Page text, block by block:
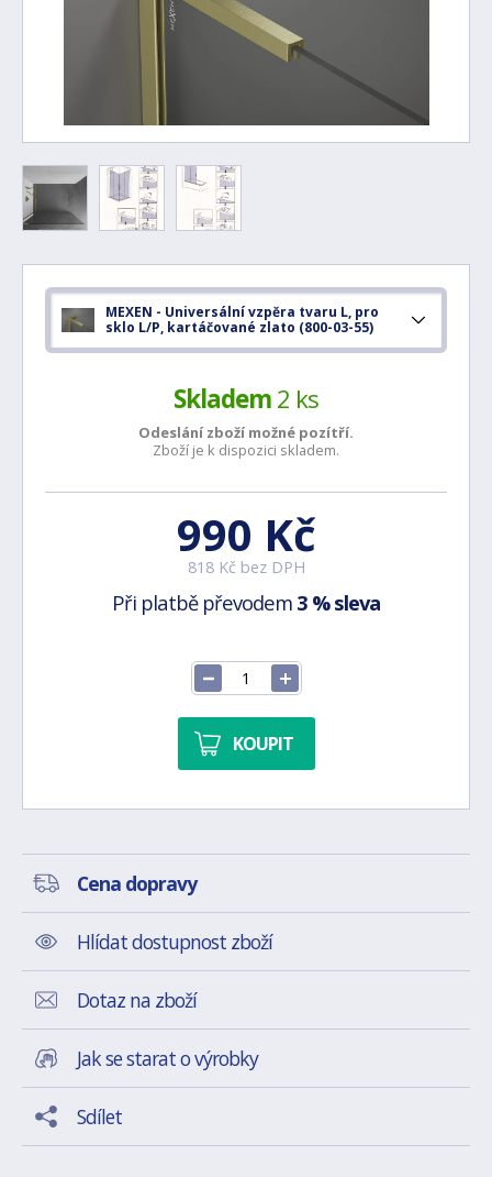
MEXEN - Universální vzpěra tvaru L, pro
sklo L/P, kartáčované zlato (800-03-55)
Skladem2 ks
Odeslání zboží možné pozítří.
Zboží je k dispozici skladem.
990 Kč
818 Kč bez DPH
Při platbě převodem 3 % sleva
KOUPIT
Cena dopravy
Hlídat dostupnost zboží
Dotaz na zboží
Jak se starat o výrobky
Sdílet